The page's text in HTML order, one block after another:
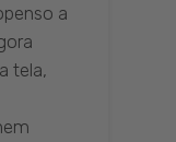
a
tela,